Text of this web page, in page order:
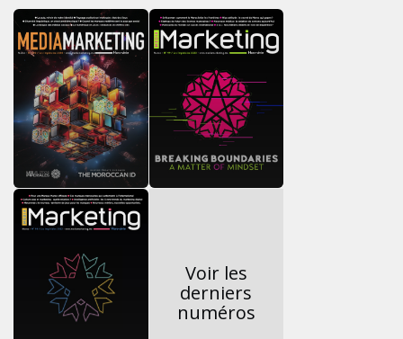
Voir les
derniers
numéros